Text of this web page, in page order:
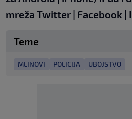
mreža Twitter | Facebook |
Teme
MLINOVI POLICIJA UBOJSTVO